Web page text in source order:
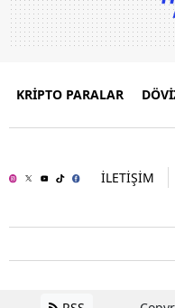
KRİPTO PARALAR
İLETİŞİM